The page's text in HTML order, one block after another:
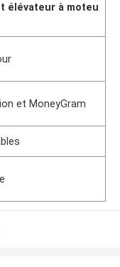
élévateur à moteu
et MoneyGram